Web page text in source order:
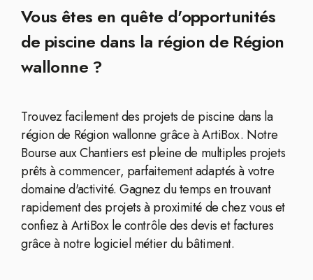
Vous êtes en quête d'opportunités
de piscine dans la région de Région
wallonne ?
Trouvez facilement des projets de piscine dans la
région de Région wallonne grâce à ArtiBox. Notre
Bourse aux Chantiers est pleine de multiples projets
prêts à commencer, parfaitement adaptés à votre
domaine d'activité. Gagnez du temps en trouvant
rapidement des projets à proximité de chez vous et
confiez à ArtiBox le contrôle des devis et factures
grâce à notre logiciel métier du bâtiment.